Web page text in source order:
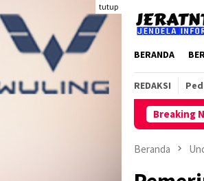
ke
konten
tutup
BERANDA
REDAKSI
Breaking
Beranda